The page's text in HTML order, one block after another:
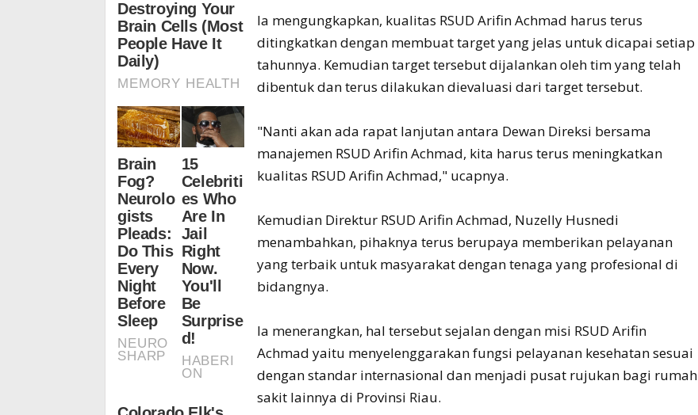
Ia mengungkapkan, kualitas RSUD Arifin Achmad harus terus
ditingkatkan dengan membuat target yang jelas untuk dicapai setiap
tahunnya. Kemudian target tersebut dijalankan oleh tim yang telah
dibentuk dan terus dilakukan dievaluasi dari target tersebut.
"Nanti akan ada rapat lanjutan antara Dewan Direksi bersama
manajemen RSUD Arifin Achmad, kita harus terus meningkatkan
kualitas RSUD Arifin Achmad," ucapnya.
Kemudian Direktur RSUD Arifin Achmad, Nuzelly Husnedi
menambahkan, pihaknya terus berupaya memberikan pelayanan
yang terbaik untuk masyarakat dengan tenaga yang profesional di
bidangnya.
Ia menerangkan, hal tersebut sejalan dengan misi RSUD Arifin
Achmad yaitu menyelenggarakan fungsi pelayanan kesehatan sesuai
dengan standar internasional dan menjadi pusat rujukan bagi rumah
sakit lainnya di Provinsi Riau.